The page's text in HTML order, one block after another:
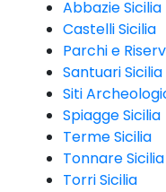
Abbazie Sicilia
Castelli Sicilia
Parchi e
Santuari Sicilia
Siti
Spiagge Sicilia
Terme Sicilia
Tonnare Sicilia
Torri Sicilia